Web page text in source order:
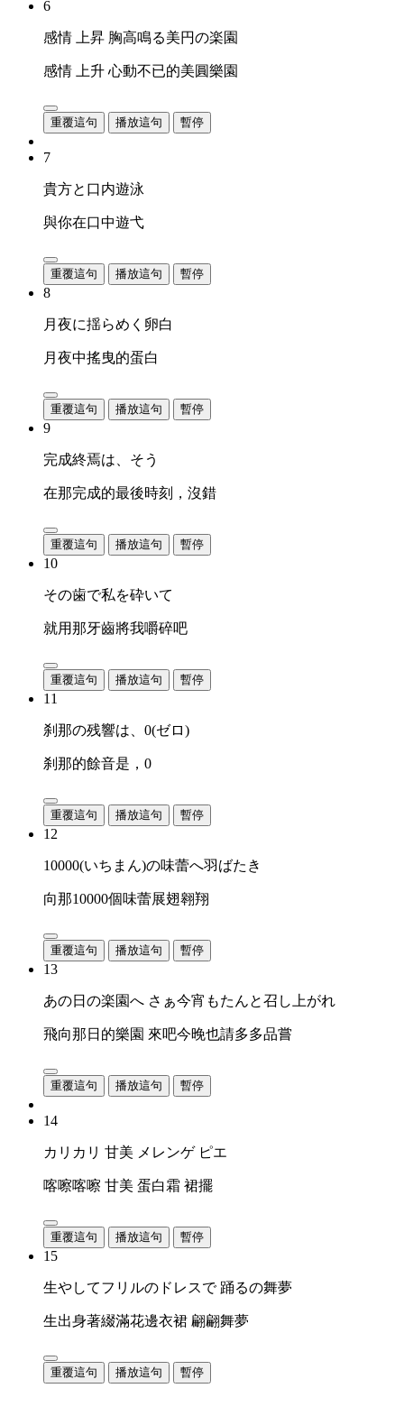
6
感情 上昇 胸高鳴る美円の楽園
感情 上升 心動不已的美圓樂園
重覆這句 播放這句 暫停
7
貴方と口内遊泳
與你在口中遊弋
重覆這句 播放這句 暫停
8
月夜に揺らめく卵白
月夜中搖曳的蛋白
重覆這句 播放這句 暫停
9
完成終焉は、そう
在那完成的最後時刻，沒錯
重覆這句 播放這句 暫停
10
その歯で私を砕いて
就用那牙齒將我嚼碎吧
重覆這句 播放這句 暫停
11
刹那の残響は、0(ゼロ)
刹那的餘音是，0
重覆這句 播放這句 暫停
12
10000(いちまん)の味蕾へ羽ばたき
向那10000個味蕾展翅翱翔
重覆這句 播放這句 暫停
13
あの日の楽園へ さぁ今宵もたんと召し上がれ
飛向那日的樂園 來吧今晚也請多多品嘗
重覆這句 播放這句 暫停
14
カリカリ 甘美 メレンゲ ピエ
喀嚓喀嚓 甘美 蛋白霜 裙擺
重覆這句 播放這句 暫停
15
生やしてフリルのドレスで 踊るの舞夢
生出身著綴滿花邊衣裙 翩翩舞夢
重覆這句 播放這句 暫停